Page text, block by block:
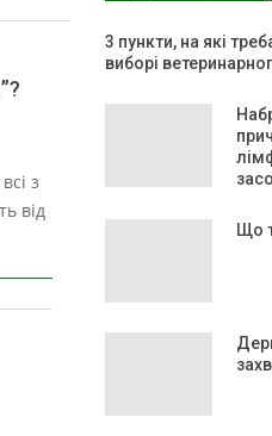
з
від
3 пункти, на які
виборі
Що